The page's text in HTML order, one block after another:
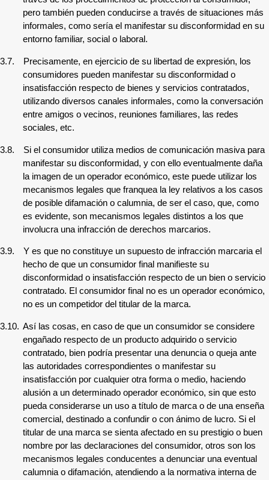
pero también pueden conducirse a través de situaciones más
informales, como sería el manifestar su disconformidad en su
entorno familiar, social o laboral.
3.7.
Precisamente, en ejercicio de su libertad de expresión, los
consumidores pueden manifestar su disconformidad o
insatisfacción respecto de bienes y servicios contratados,
utilizando diversos canales informales, como la conversación
entre amigos o vecinos, reuniones familiares, las redes
sociales, etc.
3.8.
Si el consumidor utiliza medios de comunicación masiva para
manifestar su disconformidad, y con ello eventualmente daña
la imagen de un operador económico, este puede utilizar los
mecanismos legales que franquea la ley relativos a los casos
de posible difamación o calumnia, de ser el caso, que, como
es evidente, son mecanismos legales distintos a los que
involucra una infracción de derechos marcarios.
3.9.
Y es que no constituye un supuesto de infracción marcaria el
hecho de que un consumidor final manifieste su
disconformidad o insatisfacción respecto de un bien o servicio
contratado. El consumidor final no es un operador económico,
no es un competidor del titular de la marca.
3.10. Así las cosas, en caso de que un consumidor se considere
engañado respecto de un producto adquirido o servicio
contratado, bien podría presentar una denuncia o queja ante
las autoridades correspondientes o manifestar su
insatisfacción por cualquier otra forma o medio, haciendo
alusión a un determinado operador económico, sin que esto
pueda considerarse un uso a título de marca o de una enseña
comercial, destinado a confundir o con ánimo de lucro. Si el
titular de una marca se sienta afectado en su prestigio o buen
nombre por las declaraciones del consumidor, otros son los
mecanismos legales conducentes a denunciar una eventual
calumnia o difamación, atendiendo a la normativa interna de